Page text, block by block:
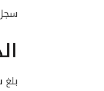
سجل
بلغ